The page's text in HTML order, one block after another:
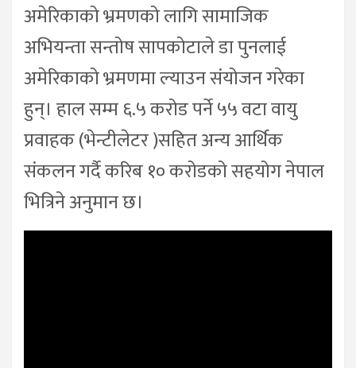
अमेरिकाको भ्रमणको लागि सामाजिक
अभियन्ता सन्तोष सापकोटाले डा पुनलाई
अमेरिकाको भ्रमणमा ल्याउन संयोजन गरेका
हुन्। हाल सम्म ६.५ करोड पर्ने ५५ वटा वायु
प्रवाहक (भेन्टीलेटर )सहित अन्य आर्थिक
संकलन गर्दै करिब १० करोडको सहयोग नेपाल
भित्रिने अनुमान छ।